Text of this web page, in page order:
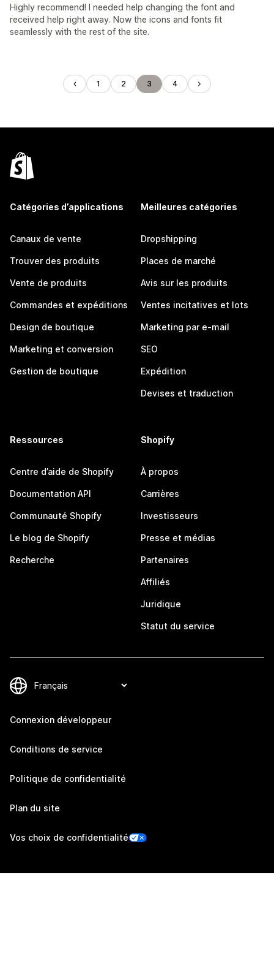
Highly recommend! I needed help changing the font and
received help right away. Now the icons and fonts fit
seamlessly with the rest of the site.
1 2 3 4
Catégories d’applications
Canaux de vente
Trouver des produits
Vente de produits
Commandes et expéditions
Design de boutique
Marketing et conversion
Gestion de boutique
Meilleures catégories
Dropshipping
Places de marché
Avis sur les produits
Ventes incitatives et lots
Marketing par e-mail
SEO
Expédition
Devises et traduction
Ressources
Centre d’aide de Shopify
Documentation API
Communauté Shopify
Le blog de Shopify
Recherche
Shopify
À propos
Carrières
Investisseurs
Presse et médias
Partenaires
Affiliés
Juridique
Statut du service
Connexion développeur
Conditions de service
Politique de confidentialité
Plan du site
Vos choix de confidentialité